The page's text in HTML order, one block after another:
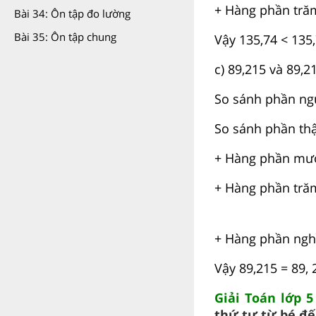
Bài 34: Ôn tập đo lường
Bài 35: Ôn tập chung
+ Hàng phần
Vậy 135,74 <
c) 89,215 và
So sánh phần
So sánh phần
+ Hàng phần
+ Hàng phần
+ Hàng phần
Vậy 89,215 = 89,
Giải Toán lớp